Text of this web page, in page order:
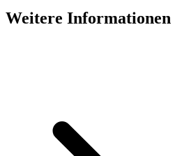
Weitere Informationen